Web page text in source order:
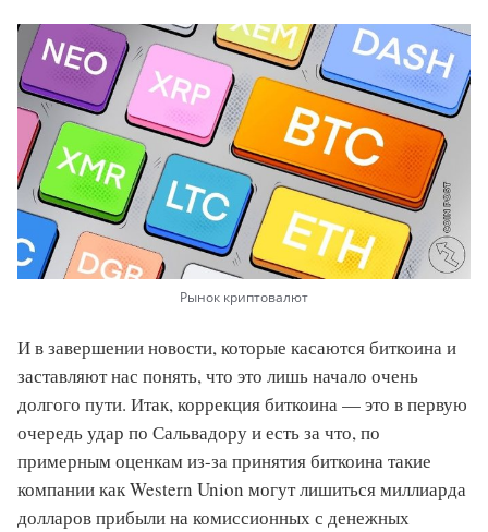
Рынок криптовалют
И в завершении новости, которые касаются биткоина и
заставляют нас понять, что это лишь начало очень
долгого пути. Итак, коррекция биткоина — это в первую
очередь удар по Сальвадору и есть за что, по
примерным оценкам из-за принятия биткоина такие
компании как Western Union могут лишиться миллиарда
долларов прибыли на комиссионных с денежных